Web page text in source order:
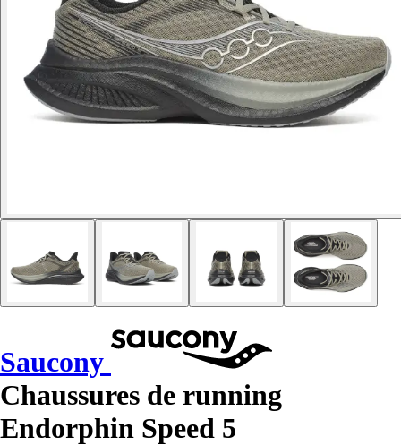
Saucony
Chaussures de running
Endorphin Speed 5